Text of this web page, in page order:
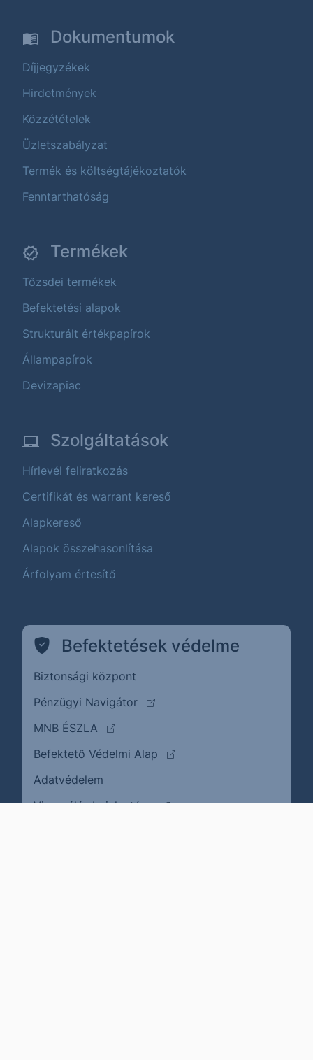
Dokumentumok
Díjjegyzékek
Hirdetmények
Közzétételek
Üzletszabályzat
Termék és költségtájékoztatók
Fenntarthatóság
Termékek
Tőzsdei termékek
Befektetési alapok
Strukturált értékpapírok
Állampapírok
Devizapiac
Szolgáltatások
Hírlevél feliratkozás
Certifikát és warrant kereső
Alapkereső
Alapok összehasonlítása
Árfolyam értesítő
Befektetések védelme
Biztonsági központ
Pénzügyi Navigátor
(külső oldalra ugrik)
MNB ÉSZLA
(külső oldalra ugrik)
Befektető Védelmi Alap
(külső oldalra ugrik)
Adatvédelem
Visszaélés bejelentése(külső oldalra ugrik)